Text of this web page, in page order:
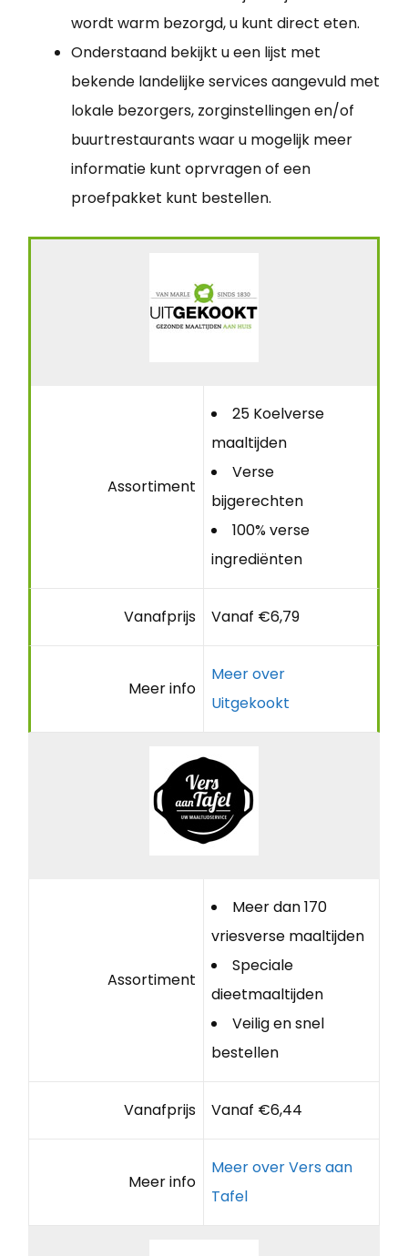
wordt warm bezorgd, u kunt direct eten.
Onderstaand bekijkt u een lijst met
bekende landelijke services aangevuld met
lokale bezorgers, zorginstellingen en/of
buurtrestaurants waar u mogelijk meer
informatie kunt oprvragen of een
proefpakket kunt bestellen.
Assortiment
25 Koelverse
maaltijden
Verse
bijgerechten
100% verse
ingrediënten
Vanafprijs Vanaf €6,79
Meer info
Meer over
Uitgekookt
Assortiment
Meer dan 170
vriesverse maaltijden
Speciale
dieetmaaltijden
Veilig en snel
bestellen
Vanafprijs Vanaf €6,44
Meer info
Meer over Vers aan
Tafel